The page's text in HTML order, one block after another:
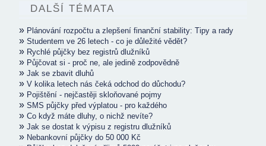
DALŠÍ TÉMATA
» Plánování rozpočtu a zlepšení finanční stability: Tipy a rady
» Studentem ve 26 letech - co je důležité vědět?
» Rychlé půjčky bez registrů dlužníků
» Půjčovat si - proč ne, ale jedině zodpovědně
» Jak se zbavit dluhů
» V kolika letech nás čeká odchod do důchodu?
» Pojištění - nejčastěji skloňované pojmy
» SMS půjčky před výplatou - pro každého
» Co když máte dluhy, o nichž nevíte?
» Jak se dostat k výpisu z registru dlužníků
» Nebankovní půjčky do 50 000 Kč